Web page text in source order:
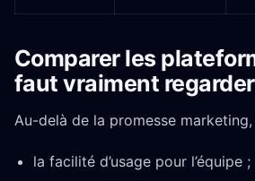
Comparer les
faut vraiment regarder
Au-delà de la promesse
la facilité d’usage pour l’équipe ;